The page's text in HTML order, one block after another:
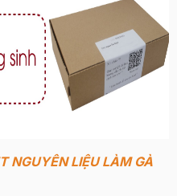
NGUYÊN LIỆU LÀM GÀ